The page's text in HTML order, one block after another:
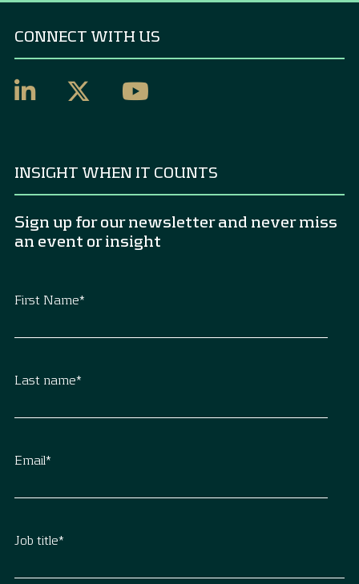
CONNECT WITH US
INSIGHT WHEN IT COUNTS
Sign up for our newsletter and never miss
an event or insight
First Name*
Last name*
Email*
Job title*